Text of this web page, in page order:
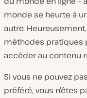
monde se heurte à
autre.
méthodes pratiques
accéder au contenu
Si vous ne pouvez
préféré, vous n’êtes